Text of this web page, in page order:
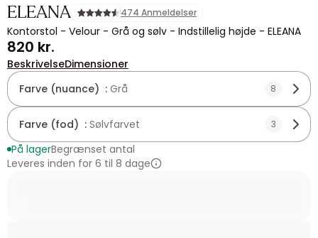
ELEANA 474 Anmeldelser
Kontorstol - Velour - Grå og sølv - Indstillelig højde - ELEANA
820 kr.
BeskrivelseDimensioner
Farve (nuance) : Grå 8
Farve (fod) : Sølvfarvet 3
På lagerBegrænset antal
Leveres inden for 6 til 8 dage